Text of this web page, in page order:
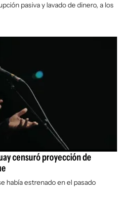
pasiva y lavado de dinero, a los
censuró proyección de
había estrenado en el pasado